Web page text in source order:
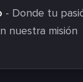
- Donde tu
nuestra misión